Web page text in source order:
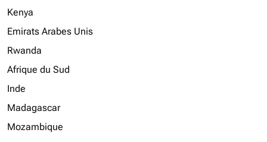
Kenya
Emirats Arabes Unis
Rwanda
Afrique du Sud
Inde
Madagascar
Mozambique